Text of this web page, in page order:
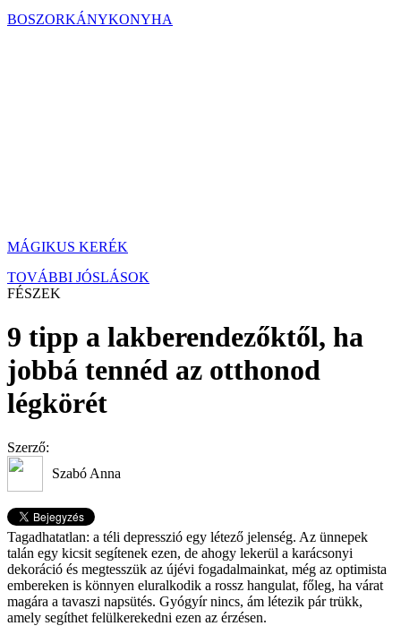
BOSZORKÁNYKONYHA
MÁGIKUS KERÉK
TOVÁBBI JÓSLÁSOK
FÉSZEK
9 tipp a lakberendezőktől, ha
jobbá tennéd az otthonod
légkörét
Szerző:
Szabó Anna
Tagadhatatlan: a téli depresszió egy létező jelenség. Az ünnepek
talán egy kicsit segítenek ezen, de ahogy lekerül a karácsonyi
dekoráció és megtesszük az újévi fogadalmainkat, még az optimista
embereken is könnyen eluralkodik a rossz hangulat, főleg, ha várat
magára a tavaszi napsütés. Gyógyír nincs, ám létezik pár trükk,
amely segíthet felülkerekedni ezen az érzésen.